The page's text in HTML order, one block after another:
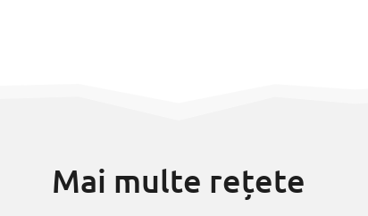
Mai multe rețete